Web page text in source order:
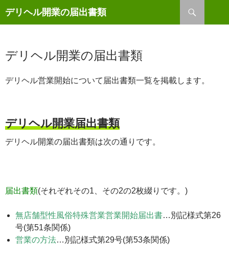
デリヘル開業の届出書類
索
ン
ツ
ス
デリヘル開業の届出書類
デリヘル営業開始について届出書類一覧を掲載します。
デリヘル開業届出書類
デリヘル開業の届出書類は次の通りです。
届出書類(それぞれその1、その2の2枚綴りです。)
無店舗型性風俗特殊営業営業開始届出書…別記様式第26
号(第51条関係)
営業の方法…別記様式第29号(第53条関係)